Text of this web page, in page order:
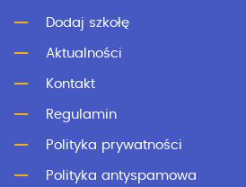
Dodaj szkołę
Aktualności
Kontakt
Regulamin
Polityka prywatności
Polityka antyspamowa